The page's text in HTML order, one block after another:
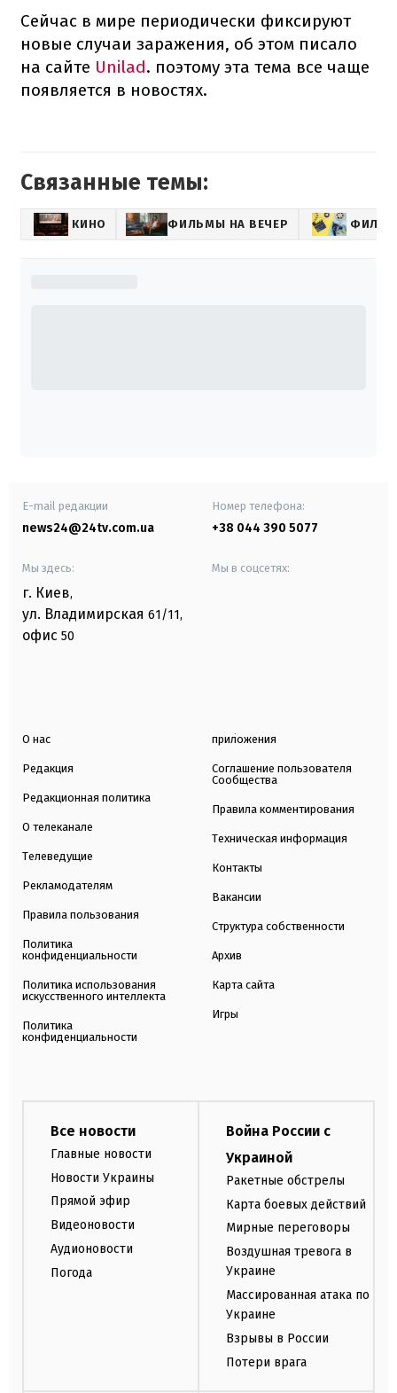
Сейчас в мире периодически фиксируют
новые случаи заражения, об этом писало
на сайте Unilad. поэтому эта тема все чаще
появляется в новостях.
Связанные темы:
КИНО ФИЛЬМЫ НА ВЕЧЕР
E-mail редакции
news24@24tv.com.ua
Номер телефона:
+38 044 390 5077
Мы здесь:
г. Киев,
ул. Владимирская 61/11,
офис 50
Мы в соцсетях:
О нас
Редакция
Редакционная политика
О телеканале
Телеведущие
Рекламодателям
Правила пользования
Политика
конфиденциальности
Политика использования
искусственного интеллекта
Политика
конфиденциальности
приложения
Соглашение пользователя
Сообщества
Правила комментирования
Техническая информация
Контакты
Вакансии
Структура собственности
Архив
Карта сайта
Игры
Все новости
Главные новости
Новости Украины
Прямой эфир
Видеоновости
Аудионовости
Погода
Война России с
Украиной
Ракетные обстрелы
Карта боевых действий
Мирные переговоры
Воздушная тревога в
Украине
Массированная атака по
Украине
Взрывы в России
Потери врага